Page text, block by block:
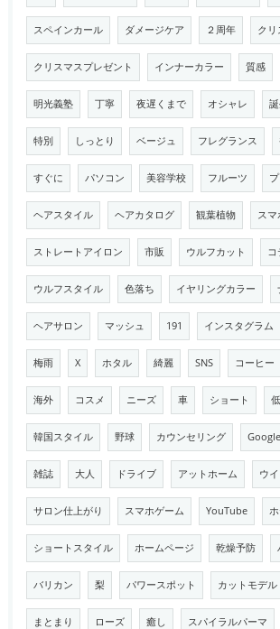
スペインカール ダメージケア ２周年 クリ
クリスマスプレゼント インナーカラー 質感
明光義塾 丁寧 夜遅くまで オシャレ
特別 しっとり ベージュ フレグランス
すぐに パソコン 美容学校 フルーツ
ヘアスタイル ヘアカタログ 観葉植物 スマ
ストレートアイロン 市販 ウルフカット コ
ウルフスタイル 色落ち イヤリングカラー
ヘアサロン マッシュ 191 インスタグラム
梅雨 X ホタル 綺麗 SNS コーヒー
海外 コスメ ニーズ 車 ショート
韓国スタイル 野球 カウンセリング Google
雑誌 大人 ドライブ アットホーム ウ
サロン仕上がり スマホゲーム YouTube
ショートスタイル ホームページ 乾燥予防
バリカン 梨 パワースポット カットモデル
まとまり ローズ 癒し スパイラルパーマ